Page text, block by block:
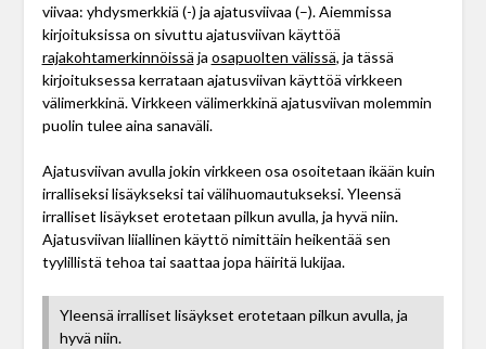
viivaa: yhdysmerkkiä (-) ja ajatusviivaa (–). Aiemmissa
kirjoituksissa on sivuttu ajatusviivan käyttöä
rajakohtamerkinnöissä ja osapuolten välissä, ja tässä
kirjoituksessa kerrataan ajatusviivan käyttöä virkkeen
välimerkkinä. Virkkeen välimerkkinä ajatusviivan molemmin
puolin tulee aina sanaväli.
Ajatusviivan avulla jokin virkkeen osa osoitetaan ikään kuin
irralliseksi lisäykseksi tai välihuomautukseksi. Yleensä
irralliset lisäykset erotetaan pilkun avulla, ja hyvä niin.
Ajatusviivan liiallinen käyttö nimittäin heikentää sen
tyylillistä tehoa tai saattaa jopa häiritä lukijaa.
Yleensä irralliset lisäykset erotetaan pilkun avulla, ja
hyvä niin.